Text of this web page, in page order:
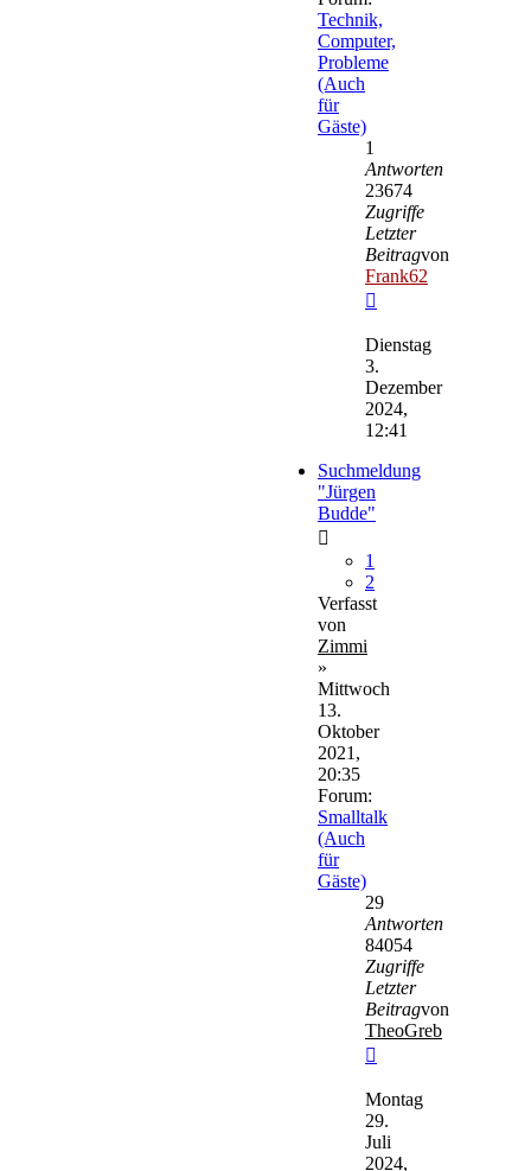
Technik,
Computer,
Probleme
(Auch
für
Gäste)
1
Antworten
23674
Zugriffe
Letzter
Beitragvon
Frank62
Beitrag
Dienstag
3.
Dezember
2024,
12:41
Suchmeldung
"Jürgen
Budde"
1
2
Verfasst
von
Zimmi
»
Mittwoch
13.
Oktober
2021,
20:35
Forum:
Smalltalk
(Auch
für
Gäste)
29
Antworten
84054
Zugriffe
Letzter
Beitragvon
TheoGreb
Beitrag
Montag
29.
Juli
2024,